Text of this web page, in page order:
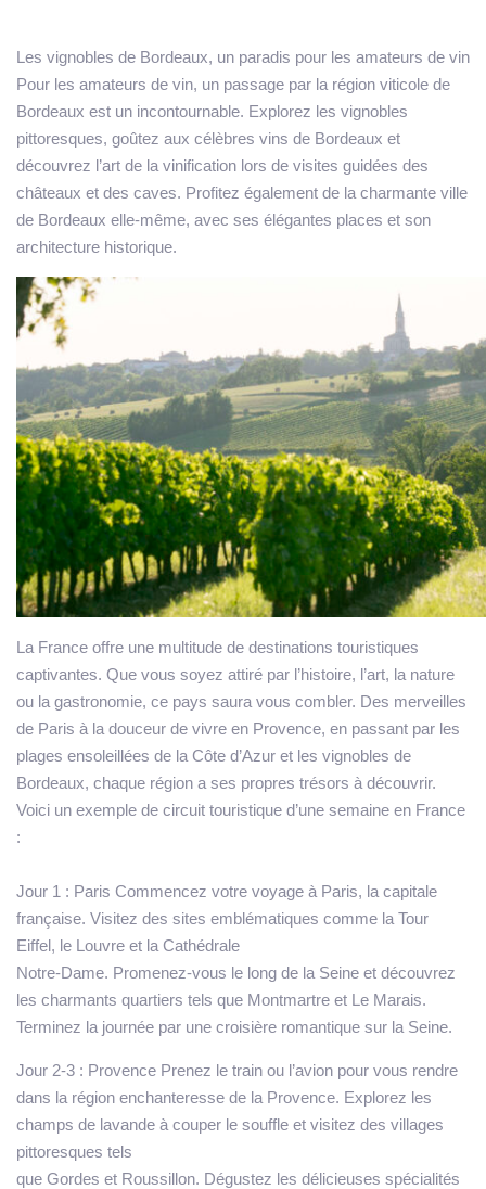
Les vignobles de Bordeaux, un paradis pour les amateurs de vin
Pour les amateurs de vin, un passage par la région viticole de
Bordeaux est un incontournable. Explorez les vignobles
pittoresques, goûtez aux célèbres vins de Bordeaux et
découvrez l’art de la vinification lors de visites guidées des
châteaux et des caves. Profitez également de la charmante ville
de Bordeaux elle-même, avec ses élégantes places et son
architecture historique.
La France offre une multitude de destinations touristiques
captivantes. Que vous soyez attiré par l’histoire, l’art, la nature
ou la gastronomie, ce pays saura vous combler. Des merveilles
de Paris à la douceur de vivre en Provence, en passant par les
plages ensoleillées de la Côte d’Azur et les vignobles de
Bordeaux, chaque région a ses propres trésors à découvrir.
Voici un exemple de circuit touristique d’une semaine en France
:
Jour 1 : Paris Commencez votre voyage à Paris, la capitale
française. Visitez des sites emblématiques comme la Tour
Eiffel, le Louvre et la Cathédrale
Notre-Dame. Promenez-vous le long de la Seine et découvrez
les charmants quartiers tels que Montmartre et Le Marais.
Terminez la journée par une croisière romantique sur la Seine.
Jour 2-3 : Provence Prenez le train ou l’avion pour vous rendre
dans la région enchanteresse de la Provence. Explorez les
champs de lavande à couper le souffle et visitez des villages
pittoresques tels
que Gordes et Roussillon. Dégustez les délicieuses spécialités